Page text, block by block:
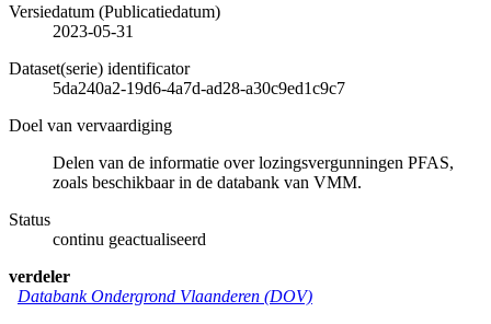
Versiedatum (Publicatiedatum)
2023-05-31
Dataset(serie) identificator
5da240a2-19d6-4a7d-ad28-a30c9ed1c9c7
Doel van vervaardiging
Delen van de informatie over lozingsvergunningen PFAS,
zoals beschikbaar in de databank van VMM.
Status
continu geactualiseerd
verdeler
Databank Ondergrond Vlaanderen (DOV)